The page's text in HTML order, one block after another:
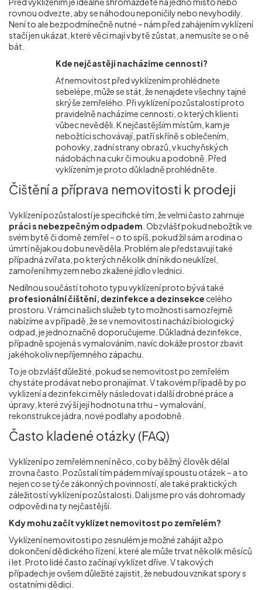
rovnou odvezte, aby se náhodou neponičily nebo nevyhodily.
Není to ale bezpodmínečně nutné – nám před zahájením vyklízení
stačí jen ukázat, které věci mají v bytě zůstat, a nemusíte se o ně
bát.
Kde nejčastěji nacházíme cennosti?
Ať nemovitost před vyklízením prohlédnete
sebelépe, může se stát, že nenajdete všechny tajné
skrýše zemřelého. Při vyklízení pozůstalostí proto
pravidelně nacházíme cennosti, o kterých klienti
vůbec nevěděli. K nejčastějším místům, kam je
nebožtíci schovávají, patří skříně s oblečením,
pohovky, zadní strany obrazů, v kuchyňských
nádobách na cukr či mouku a podobně. Před
vyklízením je proto důkladně prohlédněte.
Čištění a příprava nemovitosti k prodeji
Vyklízení pozůstalostí je specifické tím, že velmi často zahrnuje
práci s nebezpečným odpadem . Obzvlášť pokud nebožtík ve
svém bytě či domě zemřel – o to spíš, pokud žil sám a rodina o
úmrtí nějakou dobu nevěděla. Problém ale představují také
případná zvířata, po kterých několik dní nikdo neuklízel,
zamoření hmyzem nebo zkažené jídlo v lednici.
Nedílnou součástí tohoto typu vyklízení proto bývá také
profesionální čištění, dezinfekce a dezinsekce celého
prostoru. V rámci našich služeb tyto možnosti samozřejmě
nabízíme a v případě, že se v nemovitosti nachází biologický
odpad, je jednoznačně doporučujeme. Důkladná dezinfekce,
případně spojená s vymalováním, navíc dokáže prostor zbavit
jakéhokoliv nepříjemného zápachu.
To je obzvlášť důležité, pokud se nemovitost po zemřelém
chystáte prodávat nebo pronajímat. V takovém případě by po
vyklizení a dezinfekci měly následovat i další drobné práce a
úpravy, které zvýší její hodnotu na trhu – vymalování,
rekonstrukce jádra, nové podlahy a podobně.
Často kladené otázky (FAQ)
Vyklízení po zemřelém není něco, co by běžný člověk dělal
zrovna často. Pozůstalí tím pádem mívají spoustu otázek – a to
nejen co se týče zákonných povinností, ale také praktických
záležitostí vyklízení pozůstalosti. Dali jsme pro vás dohromady
odpovědi na ty nejčastější.
Kdy mohu začít vyklízet nemovitost po zemřelém?
Vyklízení nemovitosti po zesnulém je možné zahájit až po
dokončení dědického řízení, které ale může trvat několik měsíců
i let. Proto lidé často začínají vyklízet dříve. V takových
případech je ovšem důležité zajistit, že nebudou vznikat spory s
ostatními dědici.